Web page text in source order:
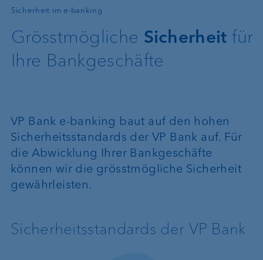
Sicherheit im e-banking
—
Grösstmögliche Sicherheit für
Ihre Bankgeschäfte
VP Bank e-banking baut auf den hohen
Sicherheitsstandards der VP Bank auf. Für
die Abwicklung Ihrer Bankgeschäfte
können wir die grösstmögliche Sicherheit
gewährleisten.
Sicherheitsstandards der VP Bank